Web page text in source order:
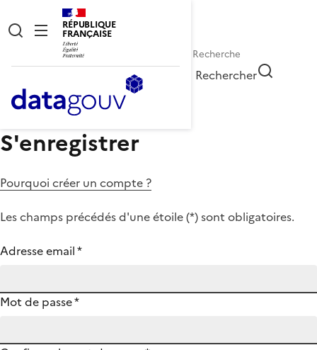
RÉPUBLIQUE
FRANÇAISE
Rechercher
S'enregistrer
Pourquoi créer un compte ?
Les champs précédés d'une étoile (*) sont obligatoires.
Adresse email*
Mot de passe*